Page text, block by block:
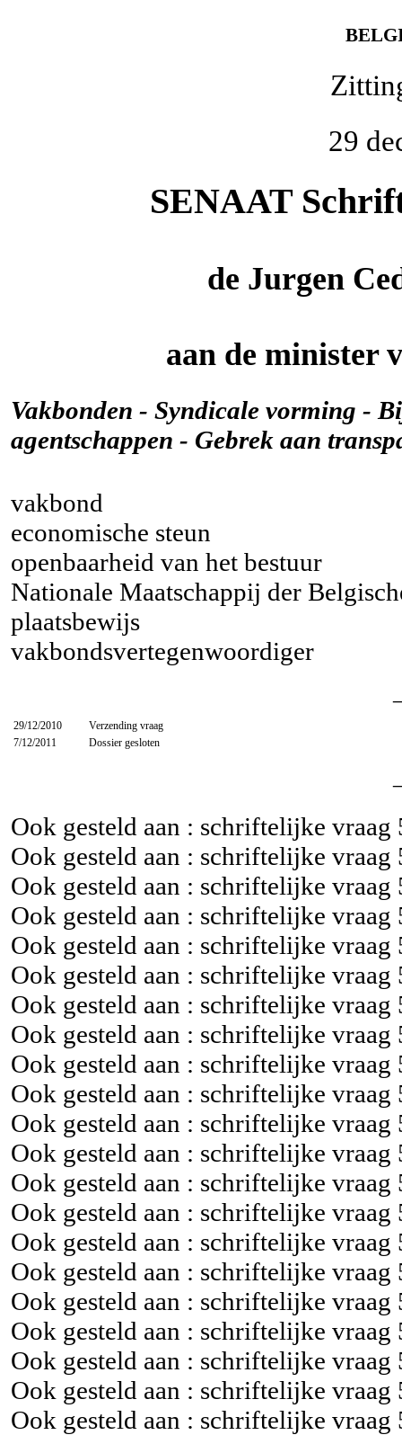
29
SENAAT
de Jurgen
aan de minister
Vakbonden - Syndicale vorming -
agentschappen - Gebrek aan
vakbond
economische steun
openbaarheid van het bestuur
Nationale Maatschappij der
plaatsbewijs
vakbondsvertegenwoordiger
29/12/2010
Verzending vraag
7/12/2011
Dossier gesloten
Ook gesteld aan : schriftelijke vraag
Ook gesteld aan : schriftelijke vraag
Ook gesteld aan : schriftelijke vraag
Ook gesteld aan : schriftelijke vraag
Ook gesteld aan : schriftelijke vraag
Ook gesteld aan : schriftelijke vraag
Ook gesteld aan : schriftelijke vraag
Ook gesteld aan : schriftelijke vraag
Ook gesteld aan : schriftelijke vraag
Ook gesteld aan : schriftelijke vraag
Ook gesteld aan : schriftelijke vraag
Ook gesteld aan : schriftelijke vraag
Ook gesteld aan : schriftelijke vraag
Ook gesteld aan : schriftelijke vraag
Ook gesteld aan : schriftelijke vraag
Ook gesteld aan : schriftelijke vraag
Ook gesteld aan : schriftelijke vraag
Ook gesteld aan : schriftelijke vraag
Ook gesteld aan : schriftelijke vraag
Ook gesteld aan : schriftelijke vraag
Ook gesteld aan : schriftelijke vraag